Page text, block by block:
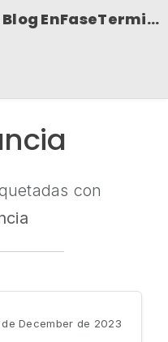
Blog EnFaseTerminal
con
de December de 2023